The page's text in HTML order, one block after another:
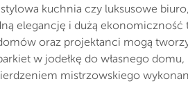
kuchnia czy luksusowe
elegancję i dużą
oraz projektanci mogą
w jodełkę do własnego
mistrzowskiego